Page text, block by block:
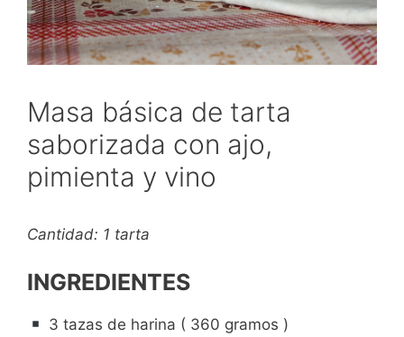
Masa básica de tarta
saborizada con ajo,
pimienta y vino
Cantidad: 1 tarta
INGREDIENTES
3 tazas de harina ( 360 gramos )